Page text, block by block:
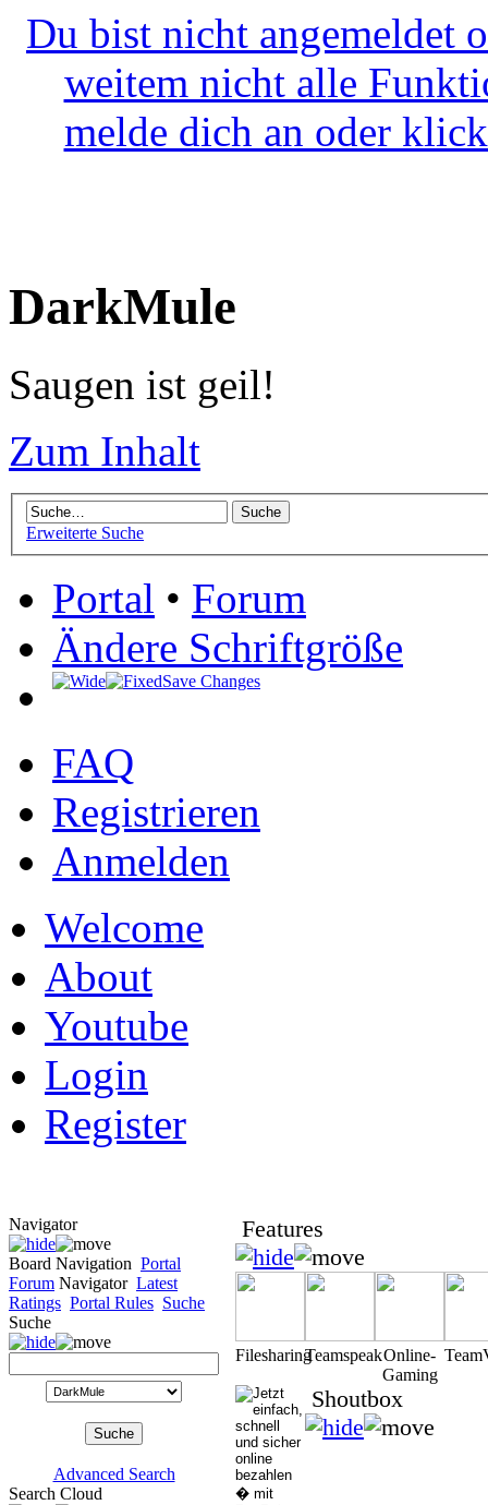
Du bist nicht angemeldet
weitem nicht alle
melde dich an oder
DarkMule
Saugen ist geil!
Zum Inhalt
Erweiterte Suche
Portal • Forum
Ändere Schriftgröße
Save Changes
FAQ
Registrieren
Anmelden
Welcome
About
Youtube
Login
Register
Navigator
Board Navigation Portal
Forum Navigator Latest
Ratings Portal Rules Suche
Suche
Advanced Search
Search Cloud
Features
FilesharingTeamspeakOnline-
Gaming
Shoutbox